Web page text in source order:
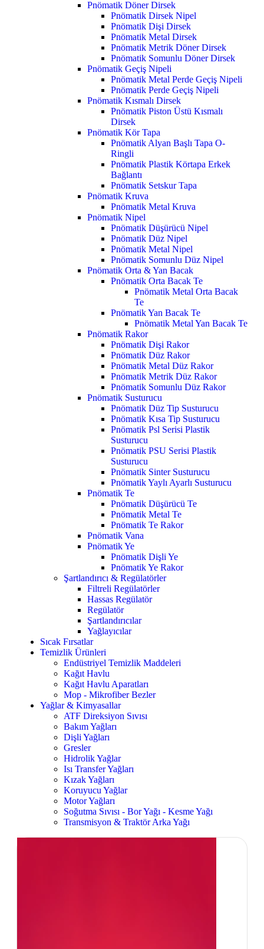
Pnömatik Döner Dirsek
Pnömatik Dirsek Nipel
Pnömatik Dişi Dirsek
Pnömatik Metal Dirsek
Pnömatik Metrik Döner Dirsek
Pnömatik Somunlu Döner Dirsek
Pnömatik Geçiş Nipeli
Pnömatik Metal Perde Geçiş Nipeli
Pnömatik Perde Geçiş Nipeli
Pnömatik Kısmalı Dirsek
Pnömatik Piston Üstü Kısmalı
Dirsek
Pnömatik Kör Tapa
Pnömatik Alyan Başlı Tapa O-
Ringli
Pnömatik Plastik Körtapa Erkek
Bağlantı
Pnömatik Setskur Tapa
Pnömatik Kruva
Pnömatik Metal Kruva
Pnömatik Nipel
Pnömatik Düşürücü Nipel
Pnömatik Düz Nipel
Pnömatik Metal Nipel
Pnömatik Somunlu Düz Nipel
Pnömatik Orta & Yan Bacak
Pnömatik Orta Bacak Te
Pnömatik Metal Orta Bacak
Te
Pnömatik Yan Bacak Te
Pnömatik Metal Yan Bacak Te
Pnömatik Rakor
Pnömatik Dişi Rakor
Pnömatik Düz Rakor
Pnömatik Metal Düz Rakor
Pnömatik Metrik Düz Rakor
Pnömatik Somunlu Düz Rakor
Pnömatik Susturucu
Pnömatik Düz Tip Susturucu
Pnömatik Kısa Tip Susturucu
Pnömatik Psl Serisi Plastik
Susturucu
Pnömatik PSU Serisi Plastik
Susturucu
Pnömatik Sinter Susturucu
Pnömatik Yaylı Ayarlı Susturucu
Pnömatik Te
Pnömatik Düşürücü Te
Pnömatik Metal Te
Pnömatik Te Rakor
Pnömatik Vana
Pnömatik Ye
Pnömatik Dişli Ye
Pnömatik Ye Rakor
Şartlandırıcı & Regülatörler
Filtreli Regülatörler
Hassas Regülatör
Regülatör
Şartlandırıcılar
Yağlayıcılar
Sıcak Fırsatlar
Temizlik Ürünleri
Endüstriyel Temizlik Maddeleri
Kağıt Havlu
Kağıt Havlu Aparatları
Mop - Mikrofiber Bezler
Yağlar & Kimyasallar
ATF Direksiyon Sıvısı
Bakım Yağları
Dişli Yağları
Gresler
Hidrolik Yağlar
Isı Transfer Yağları
Kızak Yağları
Koruyucu Yağlar
Motor Yağları
Soğutma Sıvısı - Bor Yağı - Kesme Yağı
Transmisyon & Traktör Arka Yağı